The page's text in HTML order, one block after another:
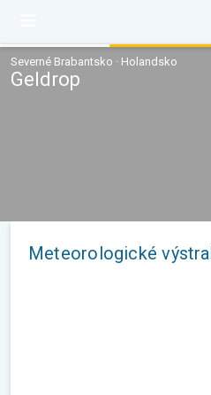
Severné Brabantsko · Holandsko
Geldrop
Meteorologické